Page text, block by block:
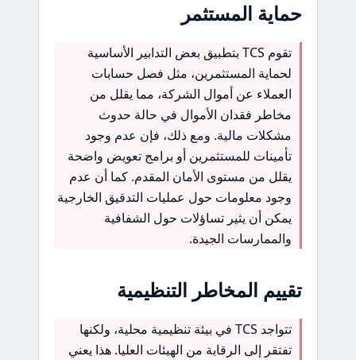
حماية المستثمر
تقوم TCS بتطبيق بعض التدابير الأساسية
لحماية المستثمرين، مثل فصل حسابات
العملاء عن أموال الشركة، مما يقلل من
مخاطر فقدان الأموال في حالة حدوث
مشكلات مالية. ومع ذلك، فإن عدم وجود
تأمينات للمستثمرين أو برامج تعويض واضحة
يقلل من مستوى الأمان المقدم. كما أن عدم
وجود معلومات حول عمليات التدقيق الخارجية
يمكن أن يثير تساؤلات حول الشفافية
والممارسات الجيدة.
تقييم المخاطر التنظيمية
تتواجد TCS في بيئة تنظيمية محلية، ولكنها
تفتقر إلى الرقابة من الهيئات العليا. هذا يعني